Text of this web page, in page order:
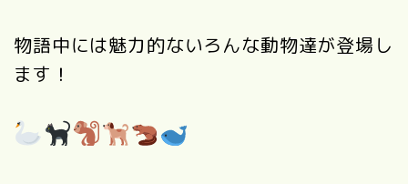
物語中には魅力的ないろんな動物達が登場し
ます！